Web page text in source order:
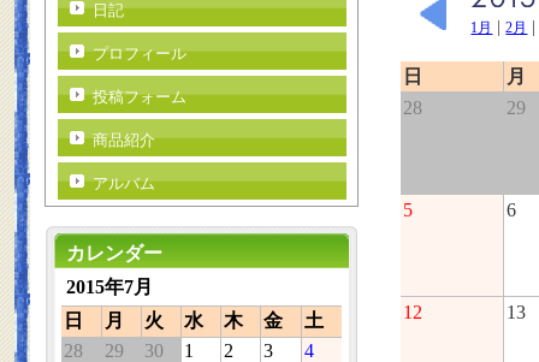
1月 |2月
日
月
28
29
5 6
12 13
日記
プロフィール
投稿フォーム
商品紹介
アルバム
カレンダー
2015年7月
日
月 火 水 木 金
土
28
29 30 1 2 3
4